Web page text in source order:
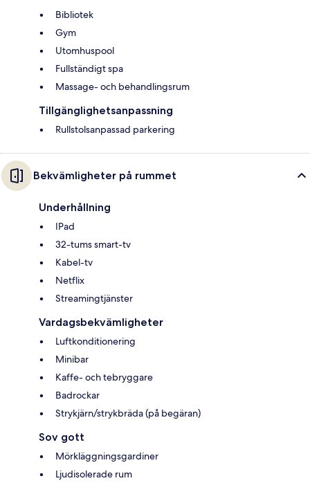
Bibliotek
Gym
Utomhuspool
Fullständigt spa
Massage- och behandlingsrum
Tillgänglighetsanpassning
Rullstolsanpassad parkering
Bekvämligheter på rummet
Underhållning
IPad
32-tums smart-tv
Kabel-tv
Netflix
Streamingtjänster
Vardagsbekvämligheter
Luftkonditionering
Minibar
Kaffe- och tebryggare
Badrockar
Strykjärn/strykbräda (på begäran)
Sov gott
Mörkläggningsgardiner
Ljudisolerade rum